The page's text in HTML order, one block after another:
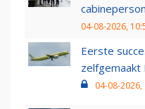
04-08-2026,
Eerste
zelfgemaakt
04-08-2026,